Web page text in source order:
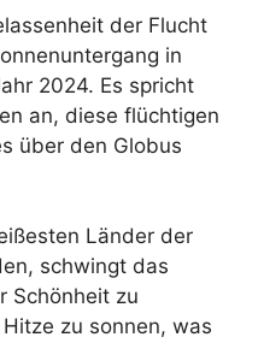
der Flucht
in
2024. Es spricht
an, diese flüchtigen
über den Globus
Länder der
schwingt das
Schönheit zu
zu sonnen, was